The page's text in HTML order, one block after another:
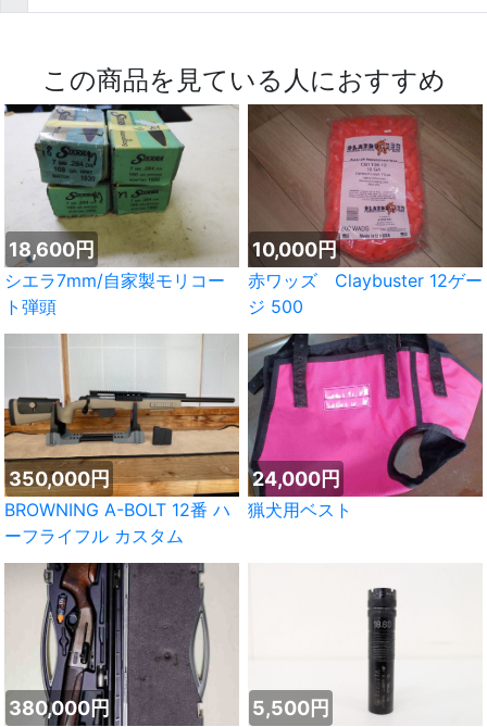
この商品を見ている人におすすめ
18,600円
シエラ7mm/自家製モリコー
ト弾頭
10,000円
赤ワッズ Claybuster 12ゲー
ジ 500
350,000円
BROWNING A-BOLT 12番 ハ
ーフライフル カスタム
24,000円
猟犬用ベスト
380,000円 5,500円